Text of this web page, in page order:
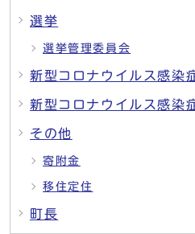
選挙
選挙管理委員会
新型コロナウイルス感染
新型コロナウイルス感染
その他
寄附金
移住定住
町長